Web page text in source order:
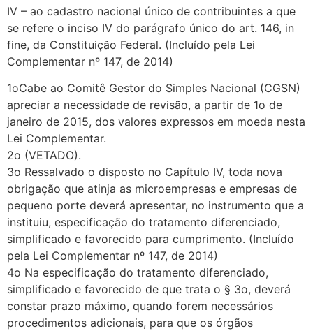
IV – ao cadastro nacional único de contribuintes a que
se refere o inciso IV do parágrafo único do art. 146, in
fine, da Constituição Federal. (Incluído pela Lei
Complementar nº 147, de 2014)
1oCabe ao Comitê Gestor do Simples Nacional (CGSN)
apreciar a necessidade de revisão, a partir de 1o de
janeiro de 2015, dos valores expressos em moeda nesta
Lei Complementar.
2o (VETADO).
3o Ressalvado o disposto no Capítulo IV, toda nova
obrigação que atinja as microempresas e empresas de
pequeno porte deverá apresentar, no instrumento que a
instituiu, especificação do tratamento diferenciado,
simplificado e favorecido para cumprimento. (Incluído
pela Lei Complementar nº 147, de 2014)
4o Na especificação do tratamento diferenciado,
simplificado e favorecido de que trata o § 3o, deverá
constar prazo máximo, quando forem necessários
procedimentos adicionais, para que os órgãos